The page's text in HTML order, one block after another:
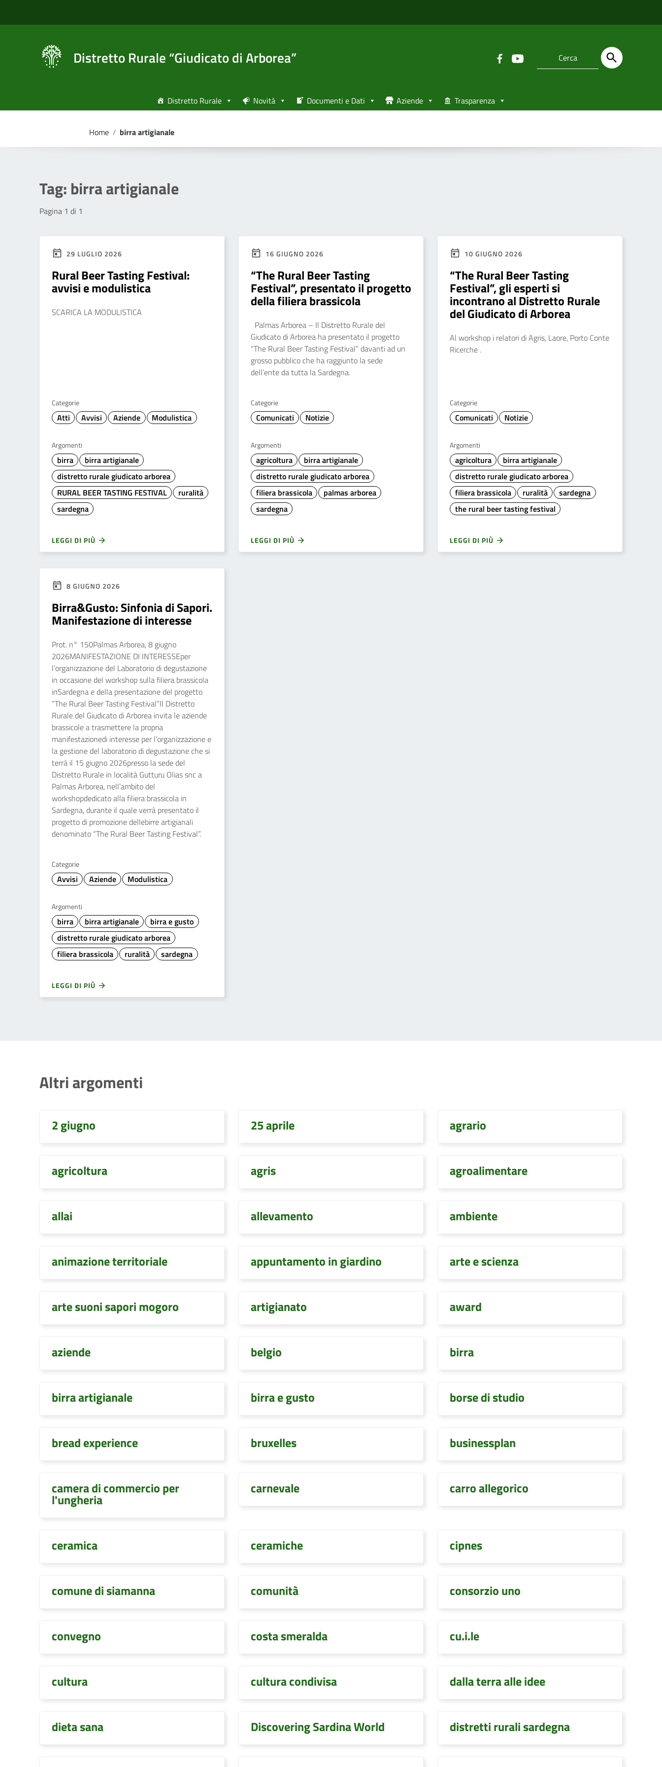
Distretto Rurale “Giudicato di Arborea”
Distretto Rurale Novità Documenti e Dati Aziende Trasparenza
Home / birra artigianale
Tag: birra artigianale
Pagina 1 di 1
29 LUGLIO 2026
Rural Beer Tasting Festival:
avvisi e modulistica
SCARICA LA MODULISTICA
Categorie
Atti Avvisi Aziende Modulistica
Argomenti
birra
birra artigianale
distretto rurale giudicato arborea
RURAL BEER TASTING FESTIVAL
ruralità
sardegna
LEGGI DI PIÙ
16 GIUGNO 2026
“The Rural Beer Tasting
Festival”, presentato il progetto
della filiera brassicola
Palmas Arborea – Il Distretto Rurale del
Giudicato di Arborea ha presentato il progetto
“The Rural Beer Tasting Festival” davanti ad un
grosso pubblico che ha raggiunto la sede
dell’ente da tutta la Sardegna.
Categorie
Comunicati Notizie
Argomenti
agricoltura
birra artigianale
distretto rurale giudicato arborea
filiera brassicola
palmas arborea
sardegna
LEGGI DI PIÙ
10 GIUGNO 2026
“The Rural Beer Tasting
Festival”, gli esperti si
incontrano al Distretto Rurale
del Giudicato di Arborea
Al workshop i relatori di Agris, Laore, Porto Conte
Ricerche .
Categorie
Comunicati Notizie
Argomenti
agricoltura
birra artigianale
distretto rurale giudicato arborea
filiera brassicola
ruralità
sardegna
the rural beer tasting festival
LEGGI DI PIÙ
8 GIUGNO 2026
Birra&Gusto: Sinfonia di Sapori.
Manifestazione di interesse
Prot. n° 150Palmas Arborea, 8 giugno
2026MANIFESTAZIONE DI INTERESSEper
l’organizzazione del Laboratorio di degustazione
in occasione del workshop sulla filiera brassicola
inSardegna e della presentazione del progetto
“The Rural Beer Tasting Festival”Il Distretto
Rurale del Giudicato di Arborea invita le aziende
brassicole a trasmettere la propria
manifestazionedi interesse per l’organizzazione e
la gestione del laboratorio di degustazione che si
terrà il 15 giugno 2026presso la sede del
Distretto Rurale in località Gutturu Olias snc a
Palmas Arborea, nell’ambito del
workshopdedicato alla filiera brassicola in
Sardegna, durante il quale verrà presentato il
progetto di promozione dellebirre artigianali
denominato “The Rural Beer Tasting Festival”.
Categorie
Avvisi Aziende Modulistica
Argomenti
birra birra artigianale
birra e gusto
distretto rurale giudicato arborea
filiera brassicola
ruralità sardegna
LEGGI DI PIÙ
Altri argomenti
2 giugno 25 aprile agrario
agricoltura agris agroalimentare
allai allevamento ambiente
animazione territoriale appuntamento in giardino arte e scienza
arte suoni sapori mogoro artigianato award
aziende belgio birra
birra artigianale birra e gusto borse di studio
bread experience bruxelles businessplan
camera di commercio per
l'ungheria
carnevale carro allegorico
ceramica ceramiche cipnes
comune di siamanna comunità consorzio uno
convegno costa smeralda cu.i.le
cultura cultura condivisa dalla terra alle idee
dieta sana Discovering Sardina World distretti rurali sardegna